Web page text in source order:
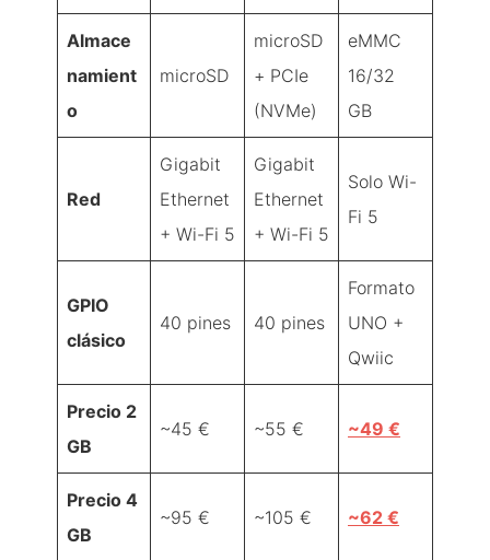
Almace
namient
o
microSD
microSD
+ PCIe
(NVMe)
eMMC
16/32
GB
Red
Gigabit
Ethernet
+ Wi-Fi 5
Gigabit
Ethernet
+ Wi-Fi 5
Solo Wi-
Fi 5
GPIO
clásico
40 pines 40 pines
Formato
UNO +
Qwiic
Precio 2
GB
~45 € ~55 € ~49 €
Precio 4
GB
~95 € ~105 € ~62 €